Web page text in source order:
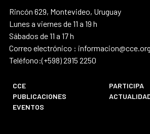
Rincón 629, Montevideo, Uruguay
Lunes a viernes de 11 a 19 h
Sábados de 11 a 17 h
Correo electrónico :
Teléfono:(+598) 2915 2250
CCE
PARTICIPA
PUBLICACIONES
EVENTOS